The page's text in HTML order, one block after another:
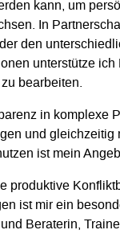
kann, um
In
den
unterstütze ich
bearbeiten.
in komplexe
und gleichzeitig
ist mein
produktive
ist mir ein
Beraterin,